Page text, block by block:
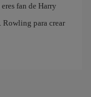
fan de Harry
Rowling para crear